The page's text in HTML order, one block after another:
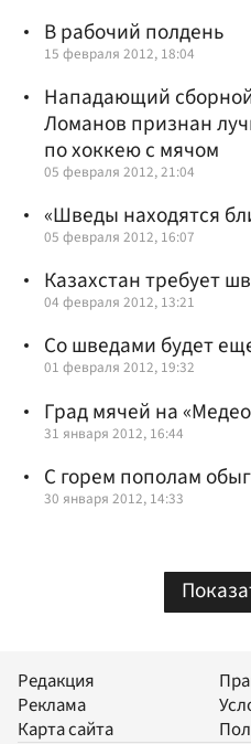
В рабочий полдень
15 февраля 2012, 18:04
Нападающий
Ломанов признан
по хоккею с мячом
05 февраля 2012, 21:04
«Шведы находятся
05 февраля 2012, 16:07
Казахстан требует
04 февраля 2012, 13:21
Со шведами будет
01 февраля 2012, 19:32
Град мячей на
31 января 2012, 16:44
С горем пополам
30 января 2012, 14:33
Редакция
Реклама
Карта сайта